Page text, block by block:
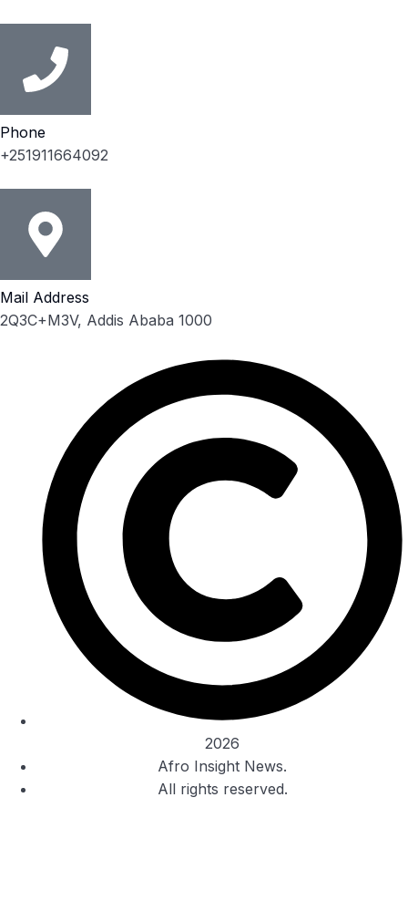
Phone
+251911664092
Mail Address
2Q3C+M3V, Addis Ababa 1000
2026
Afro Insight News.
All rights reserved.